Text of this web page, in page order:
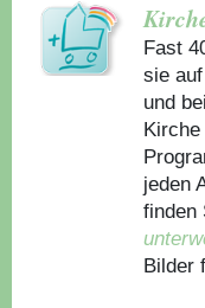
Fast
sie
und
jeden
finden
Bilder